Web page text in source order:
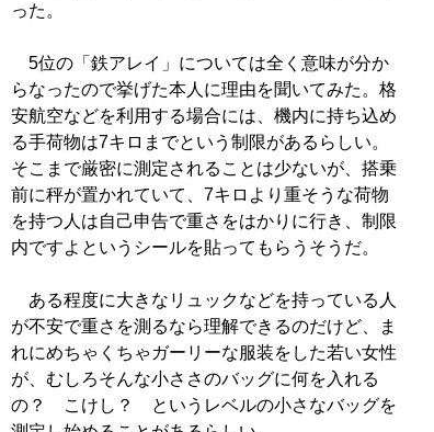
った。
5位の「鉄アレイ」については全く意味が分か
らなったので挙げた本人に理由を聞いてみた。格
安航空などを利用する場合には、機内に持ち込め
る手荷物は7キロまでという制限があるらしい。
そこまで厳密に測定されることは少ないが、搭乗
前に秤が置かれていて、7キロより重そうな荷物
を持つ人は自己申告で重さをはかりに行き、制限
内ですよというシールを貼ってもらうそうだ。
ある程度に大きなリュックなどを持っている人
が不安で重さを測るなら理解できるのだけど、ま
れにめちゃくちゃガーリーな服装をした若い女性
が、むしろそんな小ささのバッグに何を入れる
の？ こけし？ というレベルの小さなバッグを